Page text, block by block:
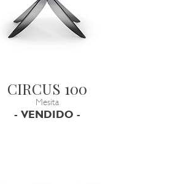
CIRCUS 100
Mesita
- VENDIDO -